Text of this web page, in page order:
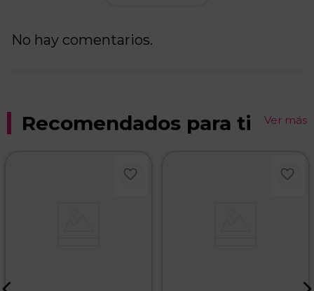
Título
★ ★★★ ★
No hay comentarios.
Recomendados para ti Ver más